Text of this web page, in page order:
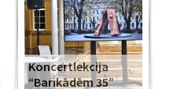
Koncertlekcija
“Barikādēm 35”